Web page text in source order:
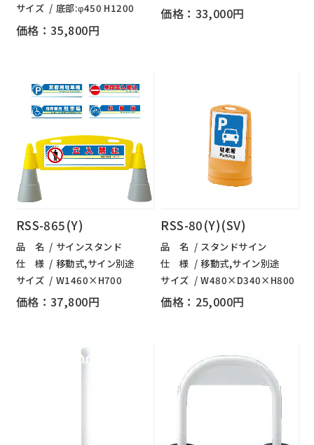
サイズ
底部:φ450 H1200
価格：35,800円
価格：33,000円
RSS-865(Y)
品 名
サインスタンド
仕 様
移動式,サイン別途
サイズ
W1460×H700
価格：37,800円
RSS-80(Y)(SV)
品 名
スタンドサイン
仕 様
移動式,サイン別途
サイズ
W480×D340×H800
価格：25,000円